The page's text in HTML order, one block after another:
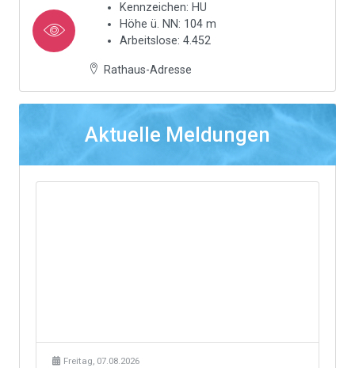
Kennzeichen: HU
Höhe ü. NN: 104 m
Arbeitslose: 4.452
Rathaus-Adresse
Aktuelle Meldungen
Freitag, 07.08.2026